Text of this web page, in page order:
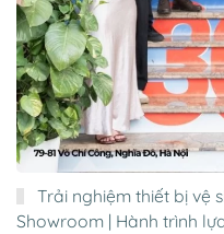
Trải nghiệm thiết bị vệ
Showroom | Hành trình